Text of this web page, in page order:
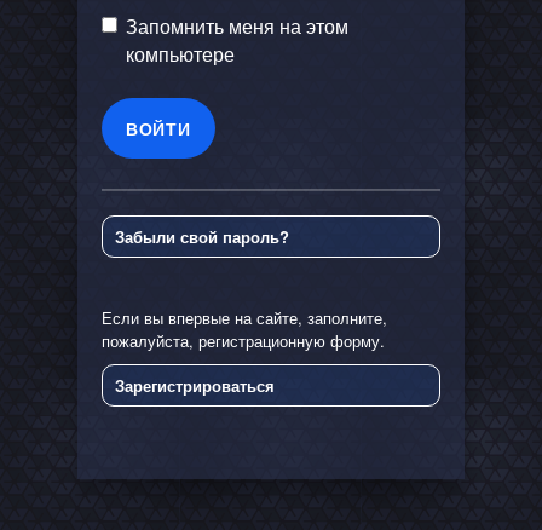
Запомнить меня на этом
компьютере
Забыли свой пароль?
Если вы впервые на сайте, заполните,
пожалуйста, регистрационную форму.
Зарегистрироваться